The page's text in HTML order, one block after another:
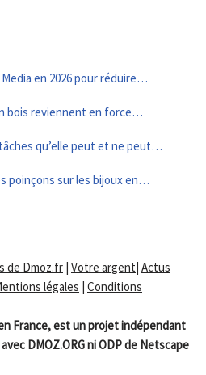
en 2026 pour réduire…
bois reviennent en force…
qu’elle peut et ne peut…
poinçons sur les bijoux en…
de Dmoz.fr | Votre argent| Actus
légales | Conditions
France, est un projet indépendant
DMOZ.ORG ni ODP de Netscape